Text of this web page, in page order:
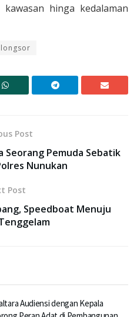
hinga kedalaman
Post
Seorang Pemuda Sebatik
Nunukan
Post
Speedboat Menuju
Audiensi dengan Kepala